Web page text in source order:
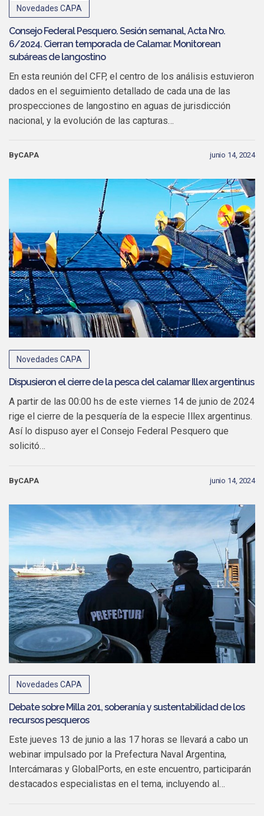
Novedades CAPA
Consejo Federal Pesquero. Sesión semanal, Acta Nro.
6/2024. Cierran temporada de Calamar. Monitorean
subáreas de langostino
En esta reunión del CFP, el centro de los análisis estuvieron
dados en el seguimiento detallado de cada una de las
prospecciones de langostino en aguas de jurisdicción
nacional, y la evolución de las capturas…
ByCAPA junio 14, 2024
Novedades CAPA
Dispusieron el cierre de la pesca del calamar Illex argentinus
A partir de las 00:00 hs de este viernes 14 de junio de 2024
rige el cierre de la pesquería de la especie Illex argentinus.
Así lo dispuso ayer el Consejo Federal Pesquero que
solicitó…
ByCAPA junio 14, 2024
Novedades CAPA
Debate sobre Milla 201, soberanía y sustentabilidad de los
recursos pesqueros
Este jueves 13 de junio a las 17 horas se llevará a cabo un
webinar impulsado por la Prefectura Naval Argentina,
Intercámaras y GlobalPorts, en este encuentro, participarán
destacados especialistas en el tema, incluyendo al…